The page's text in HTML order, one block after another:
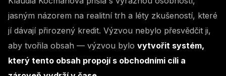
jasným názorem na realitní trh a léty zkušeností, které
jí dávají přirozený kredit. Výzvou nebylo přesvědčit ji,
aby tvořila obsah — výzvou bylo vytvořit systém,
který tento obsah propojí s obchodními cíli a